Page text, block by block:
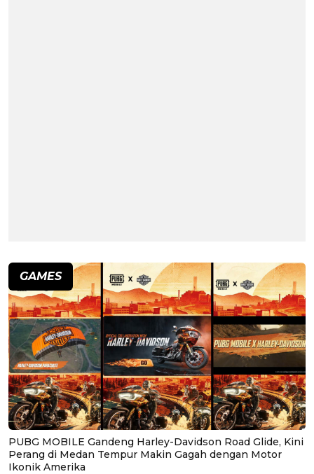
GAMES
PUBG MOBILE Gandeng Harley-Davidson Road Glide, Kini
Perang di Medan Tempur Makin Gagah dengan Motor
Ikonik Amerika